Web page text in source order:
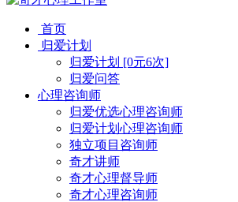
首页
归爱计划
归爱计划 [0元6次]
归爱问答
心理咨询师
归爱优选心理咨询师
归爱计划心理咨询师
独立项目咨询师
奇才讲师
奇才心理督导师
奇才心理咨询师